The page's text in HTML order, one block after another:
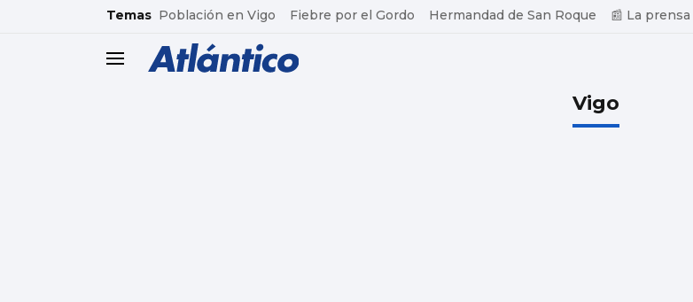
common.go-to-content
Temas Población en Vigo Fiebre por el Gordo Hermandad de San Roque 📰 La prensa
header.menu.open
Vigo